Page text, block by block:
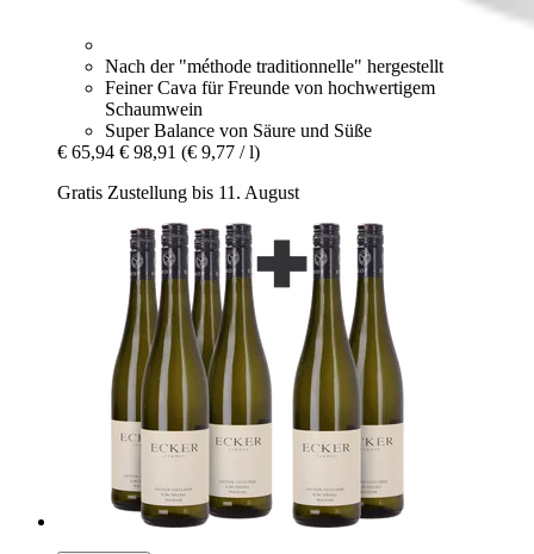
Nach der "méthode traditionnelle" hergestellt
Feiner Cava für Freunde von hochwertigem
Schaumwein
Super Balance von Säure und Süße
€ 65,94 € 98,91 (€ 9,77 / l)
Gratis Zustellung bis 11. August